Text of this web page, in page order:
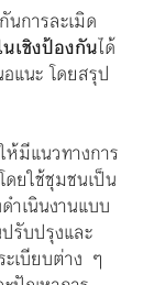
นการละเมิด
เชิงป้องกันได้
แนะ โดยสรุป
ห้มีแนวทางการ
ยใช้ชุมชนเป็น
ำเนินงานแบบ
รับปรุงและ
เบียบต่าง ๆ